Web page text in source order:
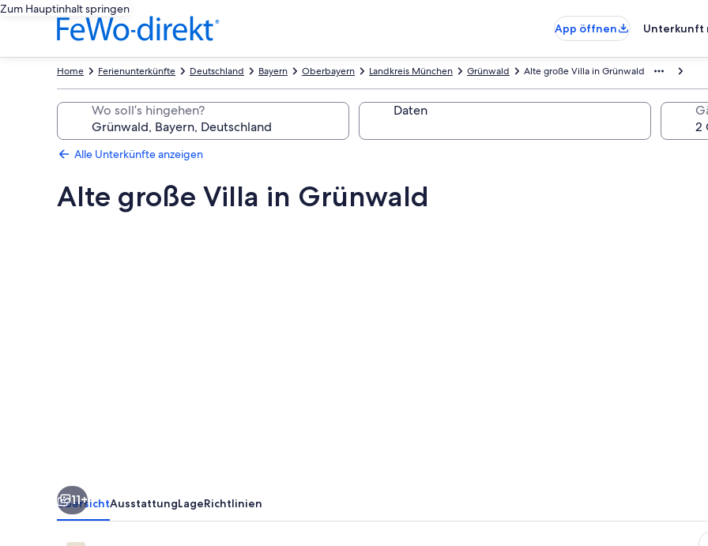
Zum Hauptinhalt springen
App öffnen
Unterkunft
Alte große Villa in Grünwald
Grünwald
Landkreis München
Oberbayern
Bayern
Deutschland
Ferienunterkünfte
Home
Wo soll’s hingehen? Daten
Alle Unterkünfte anzeigen
Alte große Villa in Grünwald
11+
ÜbersichtAusstattungLageRichtlinien